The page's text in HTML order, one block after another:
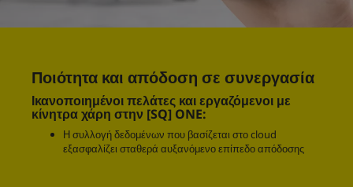
Ποιότητα και απόδοση σε συνεργασία
Ικανοποιημένοι πελάτες και εργαζόμενοι με
κίνητρα χάρη στην [SQ] ONE:
Η συλλογή δεδομένων που βασίζεται στο cloud
εξασφαλίζει σταθερά αυξανόμενο επίπεδο απόδοσης